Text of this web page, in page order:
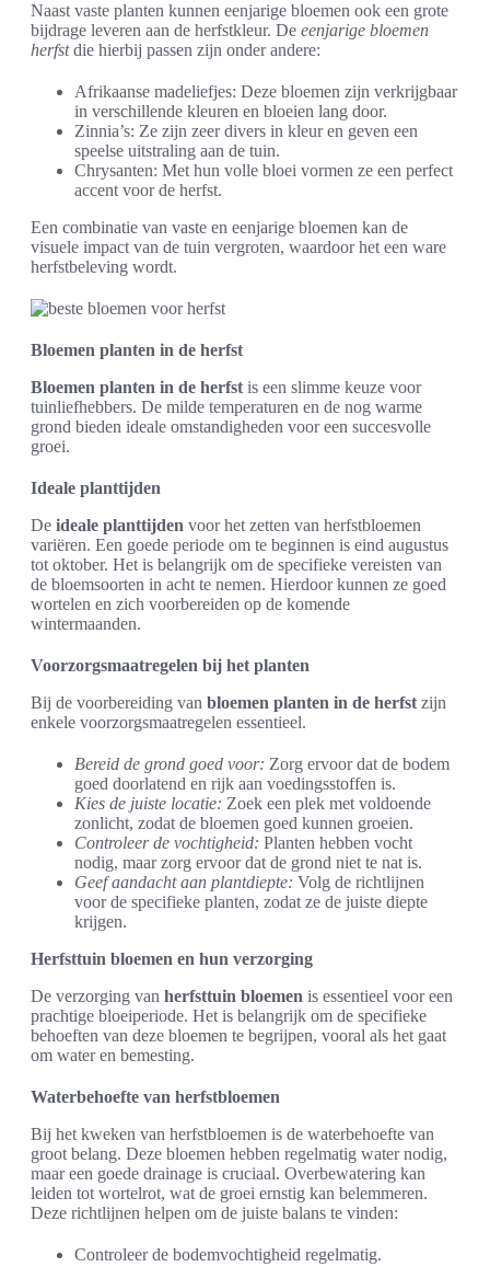
Naast vaste planten kunnen eenjarige bloemen ook een grote
bijdrage leveren aan de herfstkleur. De eenjarige bloemen
herfstdie hierbij passen zijn onder andere:
Afrikaanse madeliefjes: Deze bloemen zijn verkrijgbaar
in verschillende kleuren en bloeien lang door.
Zinnia’s: Ze zijn zeer divers in kleur en geven een
speelse uitstraling aan de tuin.
Chrysanten: Met hun volle bloei vormen ze een perfect
accent voor de herfst.
Een combinatie van vaste en eenjarige bloemen kan de
visuele impact van de tuin vergroten, waardoor het een ware
herfstbeleving wordt.
Bloemen planten in de herfst
Bloemen planten in de herfst is een slimme keuze voor
tuinliefhebbers. De milde temperaturen en de nog warme
grond bieden ideale omstandigheden voor een succesvolle
groei.
Ideale planttijden
De ideale planttijden voor het zetten van herfstbloemen
variëren. Een goede periode om te beginnen is eind augustus
tot oktober. Het is belangrijk om de specifieke vereisten van
de bloemsoorten in acht te nemen. Hierdoor kunnen ze goed
wortelen en zich voorbereiden op de komende
wintermaanden.
Voorzorgsmaatregelen bij het planten
Bij de voorbereiding van bloemen planten in de herfst zijn
enkele voorzorgsmaatregelen essentieel.
Bereid de grond goed voor: Zorg ervoor dat de bodem
goed doorlatend en rijk aan voedingsstoffen is.
Kies de juiste locatie: Zoek een plek met voldoende
zonlicht, zodat de bloemen goed kunnen groeien.
Controleer de vochtigheid: Planten hebben vocht
nodig, maar zorg ervoor dat de grond niet te nat is.
Geef aandacht aan plantdiepte: Volg de richtlijnen
voor de specifieke planten, zodat ze de juiste diepte
krijgen.
Herfsttuin bloemen en hun verzorging
De verzorging van herfsttuin bloemen is essentieel voor een
prachtige bloeiperiode. Het is belangrijk om de specifieke
behoeften van deze bloemen te begrijpen, vooral als het gaat
om water en bemesting.
Waterbehoefte van herfstbloemen
Bij het kweken van herfstbloemen is de waterbehoefte van
groot belang. Deze bloemen hebben regelmatig water nodig,
maar een goede drainage is cruciaal. Overbewatering kan
leiden tot wortelrot, wat de groei ernstig kan belemmeren.
Deze richtlijnen helpen om de juiste balans te vinden:
Controleer de bodemvochtigheid regelmatig.